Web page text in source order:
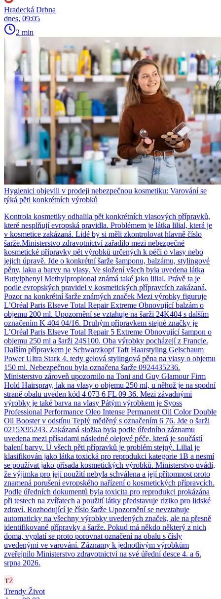
Hradecká Drbna
dnes, 09:05
2 min
Hygienici objevili v prodeji nebezpečnou kosmetiku: Varování se
týká pěti konkrétních výrobků
Kontrola kosmetiky odhalila pět konkrétních vlasových přípravků,
které nesplňují evropská pravidla. Problémem je látka lilial, která je
v kosmetice zakázaná. Lidé by si měli zkontrolovat hlavně číslo
šarže.Ministerstvo zdravotnictví zařadilo mezi nebezpečné
kosmetické přípravky pět výrobků určených k péči o vlasy nebo
jejich úpravě. Jde o konkrétní šarže šamponu, balzámu, stylingové
pěny, laku a barvy na vlasy. Ve složení všech byla uvedena látka
Butylphenyl Methylpropional známá také jako lilial. Právě ta je
podle evropských pravidel v kosmetických přípravcích zakázaná.
Pozor na konkrétní šarže známých značek Mezi výrobky figuruje
L’Oréal Paris Elseve Total Repair Extreme Obnovující balzám o
objemu 200 ml. Upozornění se vztahuje na šarži 24K404 s dalším
označením K 404 04/16. Druhým přípravkem stejné značky je
L’Oréal Paris Elseve Total Repair 5 Extreme Obnovující šampon o
objemu 250 ml a šarži 24S100. Oba výrobky pocházejí z Francie.
Dalším přípravkem je Schwarzkopf Taft Haarstyling Gelschaum
Power Ultra Stark 4, tedy gelová stylingová pěna na vlasy o objemu
150 ml. Nebezpečnou byla označena šarže 0924435236.
Ministerstvo zároveň upozornilo na Toni and Guy Glamour Firm
Hold Hairspray, lak na vlasy o objemu 250 ml, u něhož je na spodní
straně obalu uveden kód 4 073 6 FL 09 36. Mezi závadnými
výrobky je také barva na vlasy Pátým výrobkem je Syoss
Professional Performance Oleo Intense Permanent Oil Color Double
Oil Booster v odstínu Teplý měděný s označením 6 76. Jde o šarži
0215X95243. Zakázaná složka byla podle úředního záznamu
uvedena mezi přísadami následné olejové péče, která je součástí
balení barvy. U všech pěti přípravků je problém stejný. Lilial je
klasifikován jako látka toxická pro reprodukci kategorie 1B a nesmí
se používat jako přísada kosmetických výrobků. Ministerstvo uvádí,
že výjimka pro její použití nebyla schválena a její přítomnost proto
znamená porušení evropského nařízení o kosmetických přípravcích.
Podle úředních dokumentů byla toxicita pro reprodukci prokázána
při testech na zvířatech a použití látky představuje riziko pro lidské
zdraví. Rozhodující je číslo šarže Upozornění se nevztahuje
automaticky na všechny výrobky uvedených značek, ale na přesně
identifikované přípravky a šarže. Pokud má někdo některý z nich
doma, vyplatí se proto porovnat označení na obalu s čísly
uvedenými ve varování. Záznamy k jednotlivým výrobkům
zveřejnilo Ministerstvo zdravotnictví na své úřední desce 4. a 6.
srpna 2026.
Trendy Život